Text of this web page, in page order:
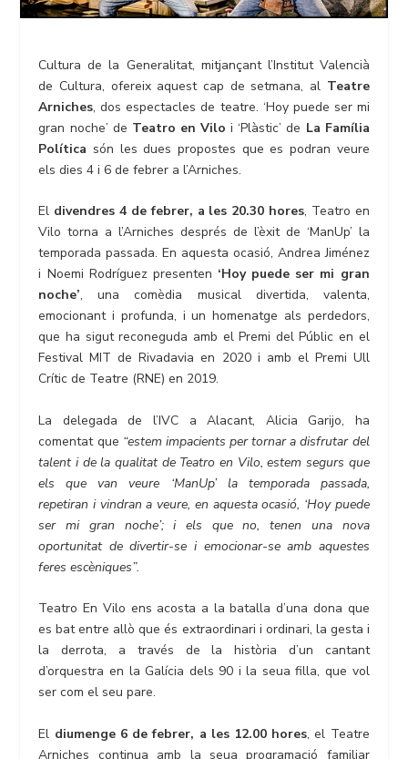
Cultura de la Generalitat, mitjançant l’Institut Valencià
de Cultura, ofereix aquest cap de setmana, al Teatre
Arniches, dos espectacles de teatre. ‘Hoy puede ser mi
gran noche’ de Teatro en Vilo i ‘Plàstic’ de La Família
Política són les dues propostes que es podran veure
els dies 4 i 6 de febrer a l’Arniches.
El divendres 4 de febrer, a les 20.30 hores, Teatro en
Vilo torna a l’Arniches després de l’èxit de ‘ManUp’ la
temporada passada. En aquesta ocasió, Andrea Jiménez
i Noemi Rodríguez presenten ‘Hoy puede ser mi gran
noche’, una comèdia musical divertida, valenta,
emocionant i profunda, i un homenatge als perdedors,
que ha sigut reconeguda amb el Premi del Públic en el
Festival MIT de Rivadavia en 2020 i amb el Premi Ull
Crític de Teatre (RNE) en 2019.
La delegada de l’IVC a Alacant, Alicia Garijo, ha
comentat que “estem impacients per tornar a disfrutar del
talent i de la qualitat de Teatro en Vilo, estem segurs que
els que van veure ‘ManUp’ la temporada passada,
repetiran i vindran a veure, en aquesta ocasió, ‘Hoy puede
ser mi gran noche’; i els que no, tenen una nova
oportunitat de divertir-se i emocionar-se amb aquestes
feres escèniques”.
Teatro En Vilo ens acosta a la batalla d’una dona que
es bat entre allò que és extraordinari i ordinari, la gesta i
la derrota, a través de la història d’un cantant
d’orquestra en la Galícia dels 90 i la seua filla, que vol
ser com el seu pare.
El diumenge 6 de febrer, a les 12.00 hores, el Teatre
Arniches continua amb la seua programació familiar